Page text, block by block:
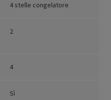
4 stelle congelatore
2
4
Sì